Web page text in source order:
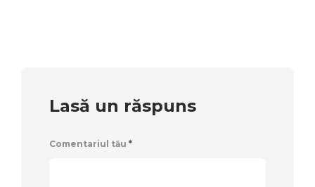
Lasă un răspuns
Comentariul tău *